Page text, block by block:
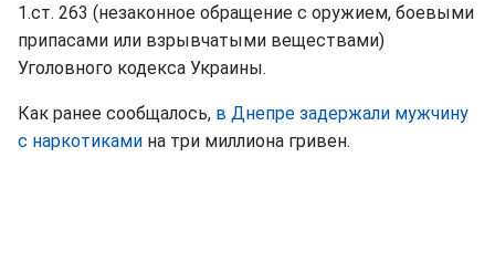
1.ст. 263 (незаконное обращение с оружием, боевыми
припасами или взрывчатыми веществами)
Уголовного кодекса Украины.
Как ранее сообщалось, в Днепре задержали мужчину
с наркотиками на три миллиона гривен.